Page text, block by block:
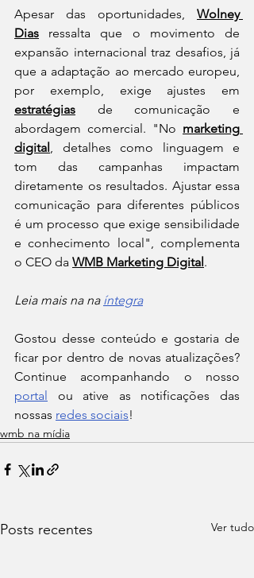
Apesar das oportunidades, Wolney
Dias ressalta que o movimento de
expansão internacional traz desafios, já
que a adaptação ao mercado europeu,
estratégias de comunicação e
abordagem comercial. "No marketing
digital , detalhes como linguagem e
tom das campanhas impactam
diretamente os resultados. Ajustar essa
comunicação para diferentes públicos
é um processo que exige sensibilidade
e conhecimento local", complementa
o CEO da WMB Marketing Digital .
Leia mais na na íntegra
Gostou desse conteúdo e gostaria de
ficar por dentro de novas atualizações?
portal
ou ative as notificações das
nossas redes sociais!
wmb na mídia
Posts recentes Ver tudo